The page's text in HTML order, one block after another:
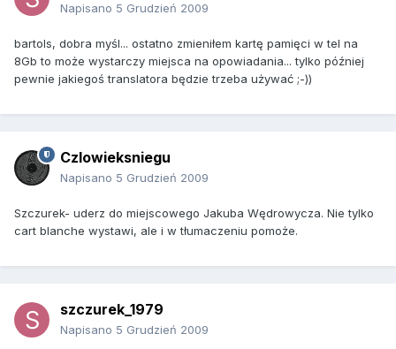
Napisano 5 Grudzień 2009
bartols, dobra myśl... ostatno zmieniłem kartę pamięci w tel na
8Gb to może wystarczy miejsca na opowiadania... tylko później
pewnie jakiegoś translatora będzie trzeba używać ;-))
Czlowieksniegu
Napisano 5 Grudzień 2009
Szczurek- uderz do miejscowego Jakuba Wędrowycza. Nie tylko
cart blanche wystawi, ale i w tłumaczeniu pomoże.
szczurek_1979
Napisano 5 Grudzień 2009